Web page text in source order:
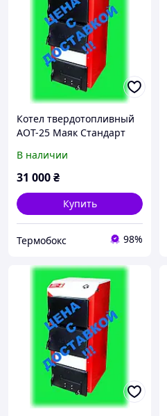
Котел твердотопливный
АОТ-25 Маяк Стандарт
В наличии
31 000₴
Купить
Термобокс 98%